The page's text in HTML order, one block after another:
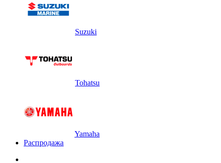
Suzuki
Tohatsu
Yamaha
Распродажа